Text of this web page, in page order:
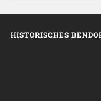
HISTORISCHES